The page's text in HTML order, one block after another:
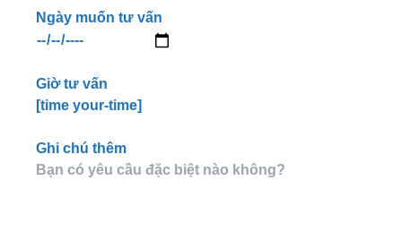
Ngày muốn tư vấn
Giờ tư vấn
[time your-time]
Ghi chú thêm